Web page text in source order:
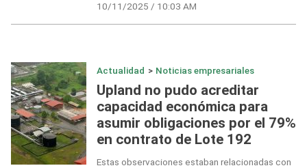
10/11/2025 / 10:03 AM
Actualidad > Noticias empresariales
Upland no pudo acreditar
capacidad económica para
asumir obligaciones por el 79%
en contrato de Lote 192
Estas observaciones estaban relacionadas con